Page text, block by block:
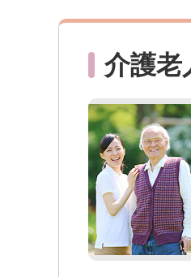
介護